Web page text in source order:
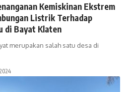
Kemiskinan Ekstrem
Listrik Terhadap
di Bayat Klaten
merupakan salah satu desa di